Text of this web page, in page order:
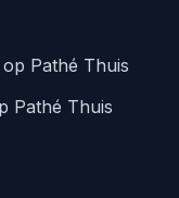
Pathé Thuis
Pathé Thuis